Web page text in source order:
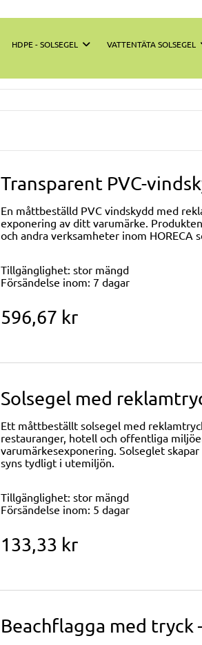
HDPE - SOLSEGEL VATTENTÄTA SOLSEGEL
Transparent PVC-
En måttbeställd PVC vindskydd med
exponering av ditt varumärke.
och andra verksamheter inom HORECA
Tillgänglighet: stor mängd
Försändelse inom: 7 dagar
596,67 kr
Solsegel med
Ett måttbeställt solsegel med
restauranger, hotell och offentliga
varumärkesexponering. Solseglet
syns tydligt i utemiljön.
Tillgänglighet: stor mängd
Försändelse inom: 5 dagar
133,33 kr
Beachflagga med tryck